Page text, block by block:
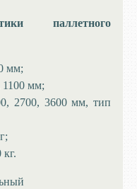
паллетного
мм;
1100 мм;
2700, 3600 мм, тип